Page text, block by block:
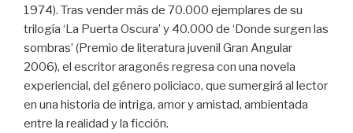
1974). Tras vender más de 70.000 ejemplares de su
trilogía ‘La Puerta Oscura’ y 40.000 de ‘Donde surgen las
sombras’ (Premio de literatura juvenil Gran Angular
2006), el escritor aragonés regresa con una novela
experiencial, del género policiaco, que sumergirá al lector
en una historia de intriga, amor y amistad, ambientada
entre la realidad y la ficción.